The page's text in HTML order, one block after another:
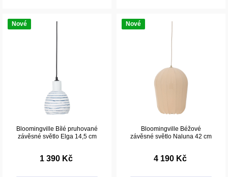
Nové
Bloomingville Bílé pruhované
závěsné světlo Elga 14,5 cm
1 390 Kč
Nové
Bloomingville Béžové
závěsné světlo Naluna 42 cm
4 190 Kč